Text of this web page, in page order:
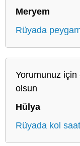
Meryem
Rüyada
Yorumunuz için
olsun
Hülya
Rüyada kol